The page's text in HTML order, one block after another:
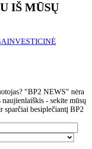
IŠ MŪSŲ
INVESTICINĖ
"BP2 NEWS" nėra
- sekite mūsų
sparčiai besiplečiantį BP2